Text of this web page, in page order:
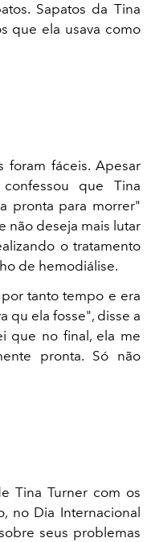
Sapatos da Tina
que ela usava como
foram fáceis. Apesar
que Tina
pronta para morrer"
não deseja mais lutar
o tratamento
de hemodiálise.
tanto tempo e era
qu ela fosse", disse a
que no final, ela me
pronta. Só não
Tina Turner com os
no Dia Internacional
seus problemas